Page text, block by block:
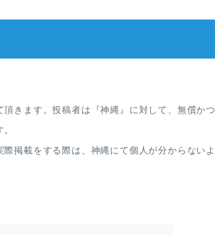
きます。投稿者は『神縄』に対して、無償かつ
掲載をする際は、神縄にて個人が分からないよ